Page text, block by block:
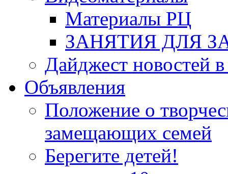
Материалы РЦ
ЗАНЯТИЯ ДЛЯ
Дайджест новостей
Объявления
Положение о
замещающих семей
Берегите детей!